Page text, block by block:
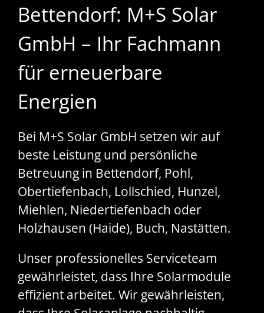
Bettendorf: M+S Solar
GmbH – Ihr Fachmann
für erneuerbare
Energien
Bei M+S Solar GmbH setzen wir auf
beste Leistung und persönliche
Betreuung in Bettendorf, Pohl,
Obertiefenbach, Lollschied, Hunzel,
Miehlen, Niedertiefenbach oder
Holzhausen (Haide), Buch, Nastätten.
Unser professionelles Serviceteam
gewährleistet, dass Ihre Solarmodule
effizient arbeitet. Wir gewährleisten,